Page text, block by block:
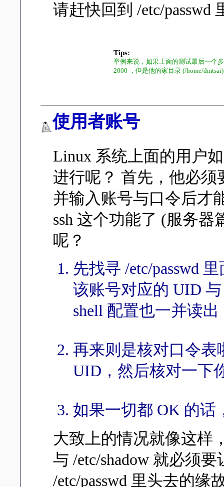
请赶快回到 /etc/passwd
Tips:
举例来说，如果上面的测试最后一个
2000 ，但是他的家目录 (/home/
使用者账号
Linux 系统上面的用户
进行呢？ 首先，他必须
并输入账号与口令后才
ssh 这个功能了 (服务
呢？
先找寻 /etc/passwd
该账号对应的 UID
shell 配置也一并读出
再来则是核对口令表
UID，然后核对一下
如果一切都 OK 的话
大致上的情况就像这样
与 /etc/shadow 就必须
/etc/passwd 里头去的